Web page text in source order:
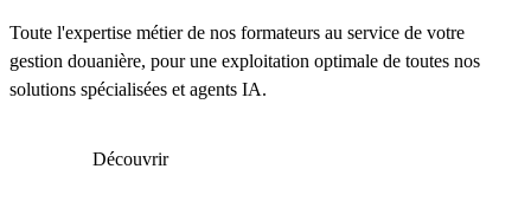
Toute l'expertise métier de nos formateurs au service de votre
gestion douanière, pour une exploitation optimale de toutes nos
solutions spécialisées et agents IA.
Découvrir